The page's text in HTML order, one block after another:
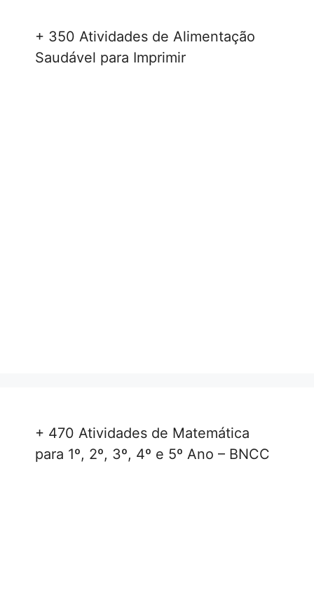
+ 350 Atividades de Alimentação
Saudável para Imprimir
+ 470 Atividades de Matemática
para 1º, 2º, 3º, 4º e 5º Ano – BNCC